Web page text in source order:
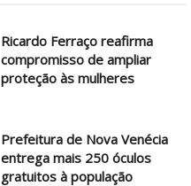
Ricardo Ferraço reafirma
compromisso de ampliar
proteção às mulheres
Prefeitura de Nova Venécia
entrega mais 250 óculos
gratuitos à população